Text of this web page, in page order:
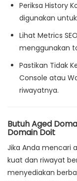
Periksa History
digunakan
Lihat Metrics SEO
menggunakan
Pastikan Tidak
Console atau
riwayatnya.
Butuh Aged
Domain Doit
Jika Anda mencari
kuat dan riwayat
menyediakan